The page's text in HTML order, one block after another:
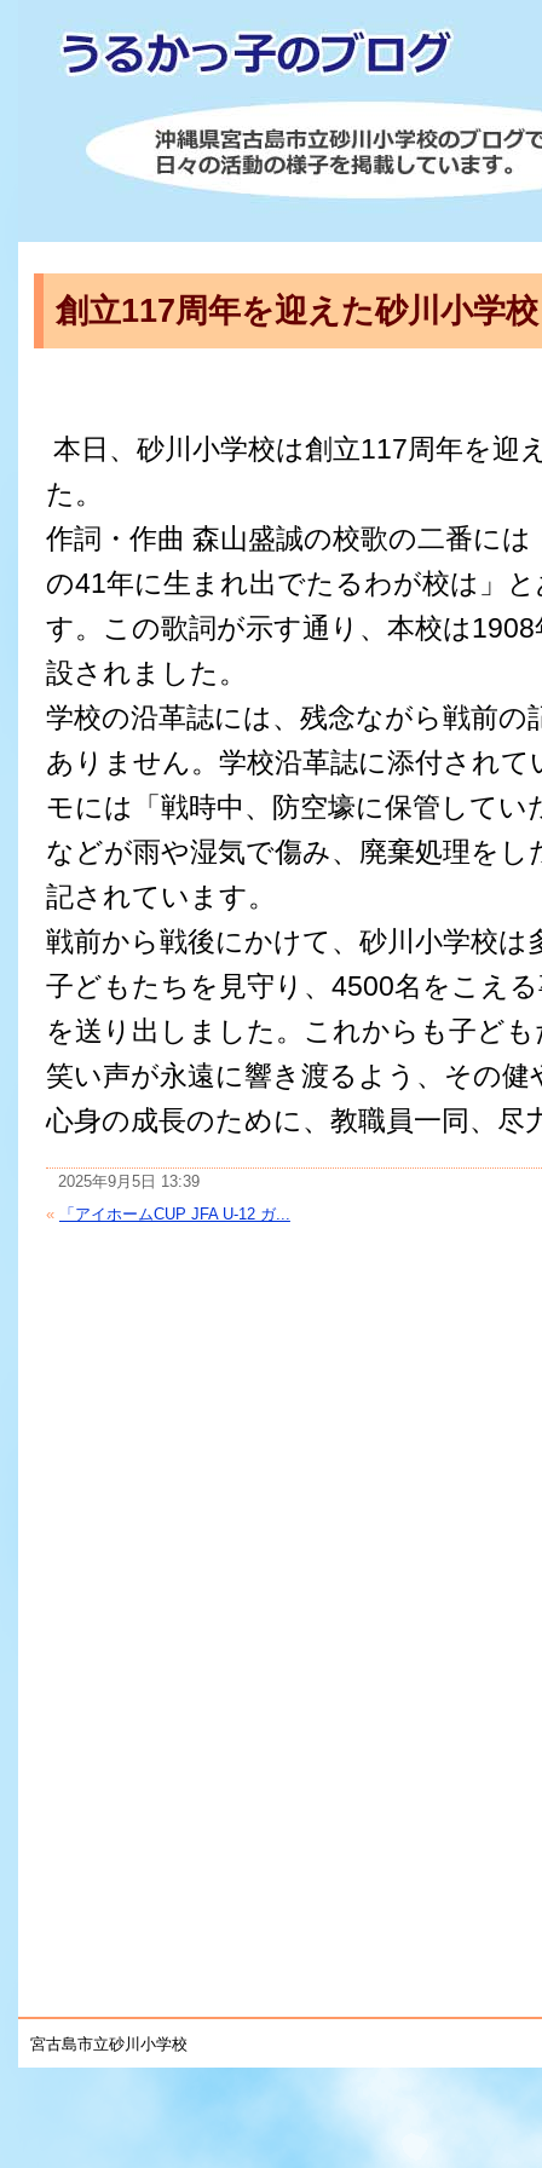
創立117周年を迎えた砂川小学校
本日、砂川小学校は創立117周年を迎
た。
作詞・作曲 森山盛誠の校歌の二番には
の41年に生まれ出でたるわが校は」
す。この歌詞が示す通り、本校は1908
設されました。
学校の沿革誌には、残念ながら戦前の
ありません。学校沿革誌に添付されて
モには「戦時中、防空壕に保管してい
などが雨や湿気で傷み、廃棄処理をし
記されています。
戦前から戦後にかけて、砂川小学校は
子どもたちを見守り、4500名をこえ
を送り出しました。これからも子ど
笑い声が永遠に響き渡るよう、その健
心身の成長のために、教職員一同、尽
2025年9月5日 13:39
«
「アイホームCUP JFA U-12 ガ...
宮古島市立砂川小学校